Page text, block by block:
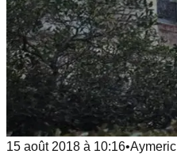
15 août 2018 à 10:16•Aymeric